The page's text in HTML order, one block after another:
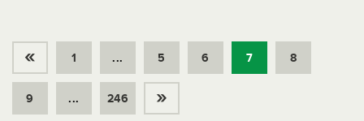
« 1 ... 5 6 7 8
9 ... 246 »